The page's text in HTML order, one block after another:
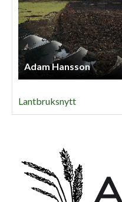
Adam Hansson
Lantbruksnytt